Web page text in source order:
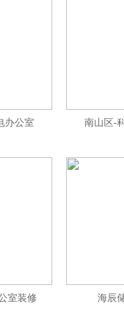
办公室 南山区-
室装修 海辰